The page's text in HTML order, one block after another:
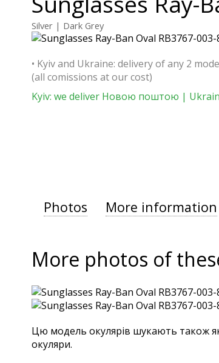
Silver | Dark Grey
• Kyiv and Ukraine: delivery of any 2
(all comissions at our cost)
Kyiv: we deliver Новою поштою |
Photos More information
More photos of
Цю модель окулярів шукають також як
окуляри.